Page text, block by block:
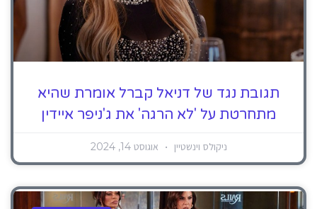
תגובת נגד של דניאל קברל אומרת שהיא
מתחרטת על 'לא הרגה' את ג'ניפר איידין
ניקולס וינשטיין אוגוסט 14, 2024